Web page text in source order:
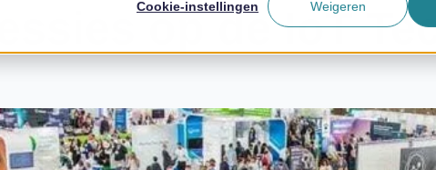
Cookie-instellingen Weigeren
op de IoT